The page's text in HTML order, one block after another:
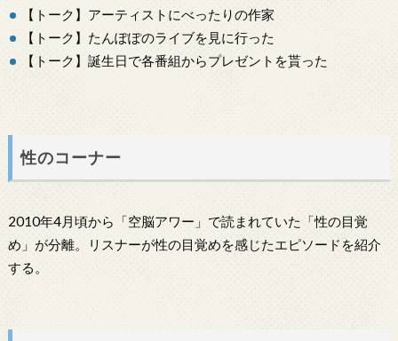
【トーク】アーティストにべったりの作家
【トーク】たんぽぽのライブを見に行った
【トーク】誕生日で各番組からプレゼントを貰った
性のコーナー
2010年4月頃から「空脳アワー」で読まれていた「性の目覚
め」が分離。リスナーが性の目覚めを感じたエピソードを紹介
する。